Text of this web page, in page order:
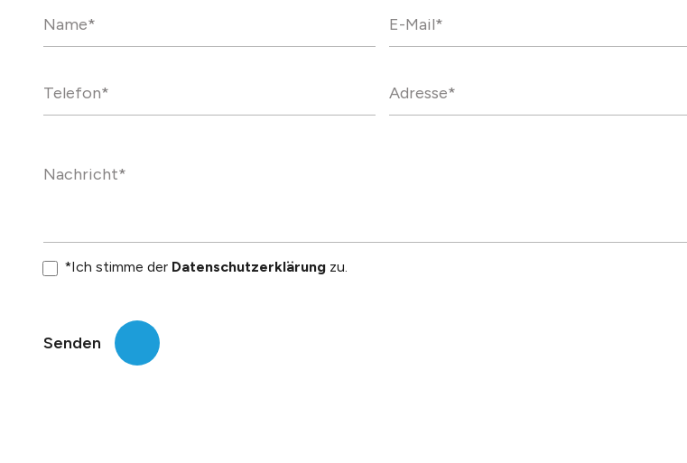
*Ich stimme der Datenschutzerklärung zu.
Senden